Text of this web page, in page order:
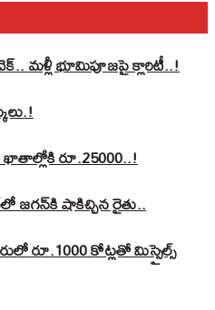
మళ్లీ భూమిపూజపై క్లారిటీ..!
రూ.25000..!
జగన్‌కి షాకిచ్చిన రైతు..
రూ.1000 కోట్లతో మిస్సైల్స్